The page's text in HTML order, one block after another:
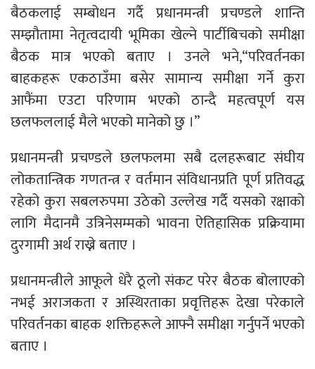
बैठकलाई सम्बोधन गर्दै प्रधानमन्त्री प्रचण्डले शान्ति
सम्झौतामा नेतृत्वदायी भूमिका खेल्ने पार्टीबिचको समीक्षा
बैठक मात्र भएको बताए । उनले भने,“परिवर्तनका
बाहकहरू एकठाउँमा बसेर सामान्य समीक्षा गर्ने कुरा
आफैंमा एउटा परिणाम भएको ठान्दै महत्वपूर्ण यस
छलफललाई मैले भएको मानेको छु ।”
प्रधानमन्त्री प्रचण्डले छलफलमा सबै दलहरूबाट संघीय
लोकतान्त्रिक गणतन्त्र र वर्तमान संविधानप्रति पूर्ण प्रतिवद्ध
रहेको कुरा सबलरुपमा उठेको उल्लेख गर्दै यसको रक्षाको
लागि मैदानमै उत्रिनेसम्मको भावना ऐतिहासिक प्रक्रियामा
दुरगामी अर्थ राख्ने बताए ।
प्रधानमन्त्रीले आफूले धेरै ठूलो संकट परेर बैठक बोलाएको
नभई अराजकता र अस्थिरताका प्रवृत्तिहरू देखा परेकाले
परिवर्तनका बाहक शक्तिहरूले आफ्नै समीक्षा गर्नुपर्ने भएको
बताए ।